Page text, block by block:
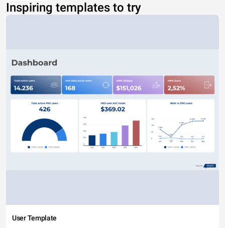
Inspiring templates to try
User Template